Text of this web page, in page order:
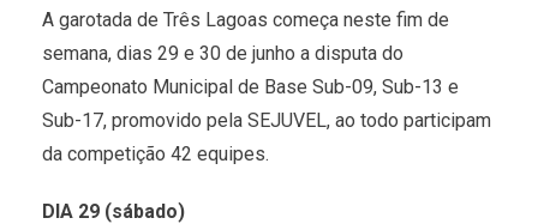
A garotada de Três Lagoas começa neste fim de
semana, dias 29 e 30 de junho a disputa do
Campeonato Municipal de Base Sub-09, Sub-13 e
Sub-17, promovido pela SEJUVEL, ao todo participam
da competição 42 equipes.
DIA 29 (sábado)